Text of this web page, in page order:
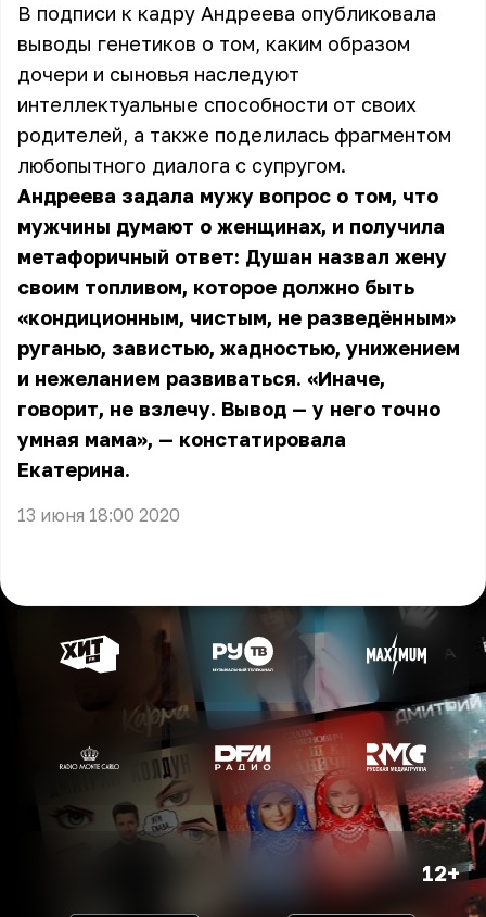
В подписи к кадру Андреева опубликовала
выводы генетиков о том, каким образом
дочери и сыновья наследуют
интеллектуальные способности от своих
родителей, а также поделилась фрагментом
любопытного диалога с супругом.
Андреева задала мужу вопрос о том, что
мужчины думают о женщинах, и получила
метафоричный ответ: Душан назвал жену
своим топливом, которое должно быть
«кондиционным, чистым, не разведённым»
руганью, завистью, жадностью, унижением
и нежеланием развиваться. «Иначе,
говорит, не взлечу. Вывод — у него точно
умная мама», — констатировала
Екатерина.
13 июня 18:00 2020
12+